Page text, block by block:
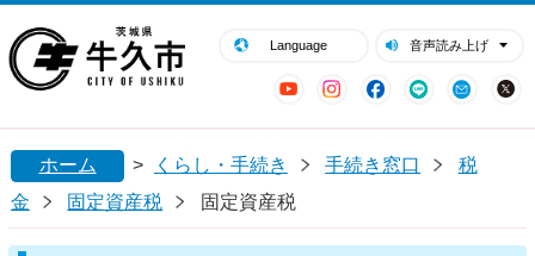
Language 音声読み上げ
YouTubeInstagram
Facebook
LINE Mail
閉じる
ホーム > くらし・手続き 手続き窓口
税
金
固定資産税 固定資産税